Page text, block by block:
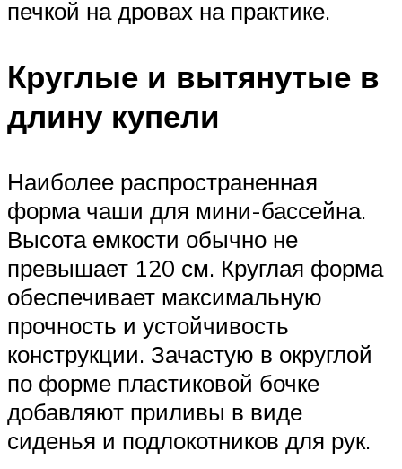
печкой на дровах на практике.
Круглые и вытянутые в
длину купели
Наиболее распространенная
форма чаши для мини-бассейна.
Высота емкости обычно не
превышает 120 см. Круглая форма
обеспечивает максимальную
прочность и устойчивость
конструкции. Зачастую в округлой
по форме пластиковой бочке
добавляют приливы в виде
сиденья и подлокотников для рук.